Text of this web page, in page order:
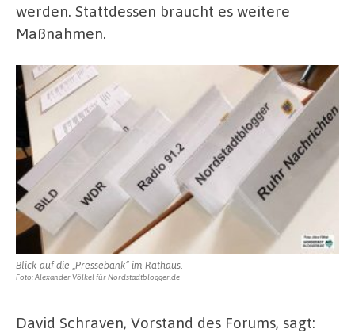
werden. Stattdessen braucht es weitere
Maßnahmen.
Blick auf die „Pressebank“ im Rathaus.
Foto: Alexander Völkel für Nordstadtblogger.de
David Schraven, Vorstand des Forums, sagt: